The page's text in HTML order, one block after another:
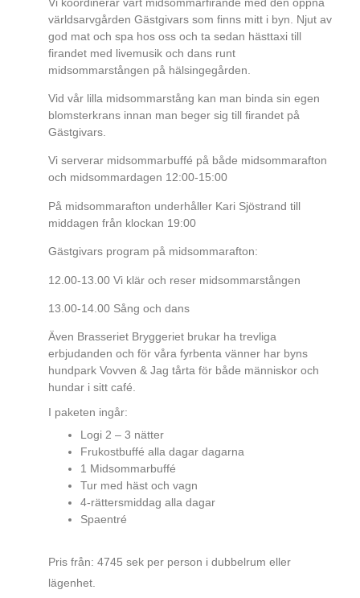
världsarvgården Gästgivars som finns mitt i byn. Njut av
god mat och spa hos oss och ta sedan hästtaxi till
firandet med livemusik och dans runt
midsommarstången på hälsingegården.
Vid vår lilla midsommarstång kan man binda sin egen
blomsterkrans innan man beger sig till firandet på
Gästgivars.
Vi serverar midsommarbuffé på både midsommarafton
och midsommardagen 12:00-15:00
På midsommarafton underhåller Kari Sjöstrand till
middagen från klockan 19:00
Gästgivars program på midsommarafton:
12.00-13.00 Vi klär och reser midsommarstången
13.00-14.00 Sång och dans
Även Brasseriet Bryggeriet brukar ha trevliga
erbjudanden och för våra fyrbenta vänner har byns
hundpark Vovven & Jag tårta för både människor och
hundar i sitt café.
I paketen ingår:
Logi 2 – 3 nätter
Frukostbuffé alla dagar dagarna
1 Midsommarbuffé
Tur med häst och vagn
4-rättersmiddag alla dagar
Spaentré
Pris från: 4745 sek per person i dubbelrum eller
lägenhet.